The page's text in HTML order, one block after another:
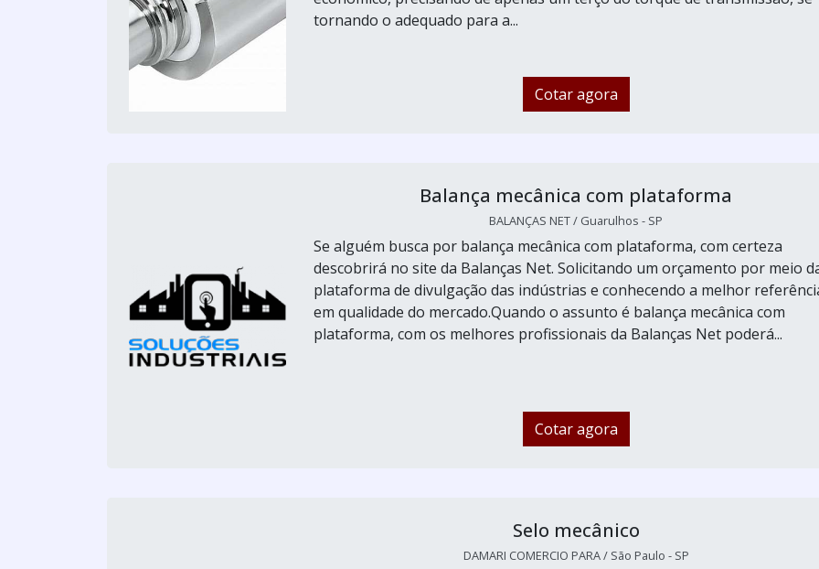
tornando o adequado para a...
Cotar agora
Balança mecânica com plataforma
BALANÇAS NET / Guarulhos - SP
Se alguém busca por balança mecânica com plataforma, com certeza
descobrirá no site da Balanças Net. Solicitando um orçamento por meio
plataforma de divulgação das indústrias e conhecendo a melhor
em qualidade do mercado.Quando o assunto é balança mecânica com
plataforma, com os melhores profissionais da Balanças Net poderá...
Cotar agora
Selo mecânico
DAMARI COMERCIO PARA / São Paulo - SP